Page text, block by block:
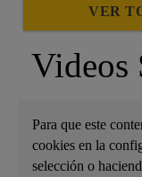
ejerciendo de
mediante el
iniciativa en un
Desafío 30/50.
VER
Videos
Para que este
cookies en la
selección o